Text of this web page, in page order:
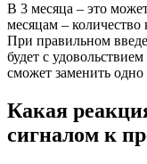
В 3 месяца – это
месяцам –
При правильном
будет с
сможет заменить
Какая
сигналом к